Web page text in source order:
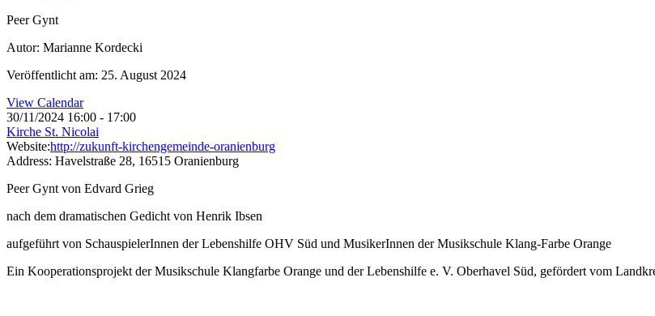
Peer Gynt
Autor: Marianne Kordecki
Veröffentlicht am: 25. August 2024
View Calendar
30/11/2024 16:00 - 17:00
Kirche St. Nicolai
Website:http://zukunft-kirchengemeinde-oranienburg
Address: Havelstraße 28, 16515 Oranienburg
Peer Gynt von Edvard Grieg
nach dem dramatischen Gedicht von Henrik Ibsen
aufgeführt von SchauspielerInnen der Lebenshilfe OHV Süd und MusikerInnen der Musikschule Klang-Farbe Orange
Ein Kooperationsprojekt der Musikschule Klangfarbe Orange und der Lebenshilfe e. V. Oberhavel Süd, gefördert vom